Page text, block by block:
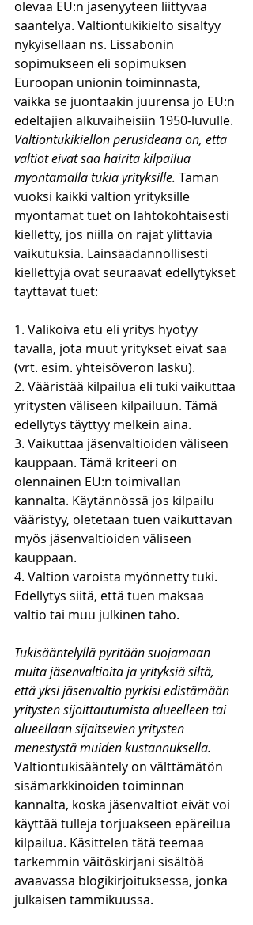
olevaa EU:n jäsenyyteen liittyvää
sääntelyä. Valtiontukikielto sisältyy
nykyisellään ns. Lissabonin
sopimukseen eli sopimuksen
Euroopan unionin toiminnasta,
vaikka se juontaakin juurensa jo EU:n
edeltäjien alkuvaiheisiin 1950-luvulle.
Valtiontukikiellon perusideana on, että
valtiot eivät saa häiritä kilpailua
myöntämällä tukia yrityksille. Tämän
vuoksi kaikki valtion yrityksille
myöntämät tuet on lähtökohtaisesti
kielletty, jos niillä on rajat ylittäviä
vaikutuksia. Lainsäädännöllisesti
kiellettyjä ovat seuraavat edellytykset
täyttävät tuet:
1. Valikoiva etu eli yritys hyötyy
tavalla, jota muut yritykset eivät saa
(vrt. esim. yhteisöveron lasku).
2. Vääristää kilpailua eli tuki vaikuttaa
yritysten väliseen kilpailuun. Tämä
edellytys täyttyy melkein aina.
3. Vaikuttaa jäsenvaltioiden väliseen
kauppaan. Tämä kriteeri on
olennainen EU:n toimivallan
kannalta. Käytännössä jos kilpailu
vääristyy, oletetaan tuen vaikuttavan
myös jäsenvaltioiden väliseen
kauppaan.
4. Valtion varoista myönnetty tuki.
Edellytys siitä, että tuen maksaa
valtio tai muu julkinen taho.
Tukisääntelyllä pyritään suojamaan
muita jäsenvaltioita ja yrityksiä siltä,
että yksi jäsenvaltio pyrkisi edistämään
yritysten sijoittautumista alueelleen tai
alueellaan sijaitsevien yritysten
menestystä muiden kustannuksella.
Valtiontukisääntely on välttämätön
sisämarkkinoiden toiminnan
kannalta, koska jäsenvaltiot eivät voi
käyttää tulleja torjuakseen epäreilua
kilpailua. Käsittelen tätä teemaa
tarkemmin väitöskirjani sisältöä
avaavassa blogikirjoituksessa, jonka
julkaisen tammikuussa.